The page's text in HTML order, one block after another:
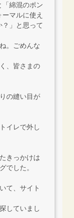
「綿混のポン
マルに使え
？」と思って
。ごめんな
、皆さまの
の縫い目が
イレで外し
きっかけは
でした。
て、サイト
していまし